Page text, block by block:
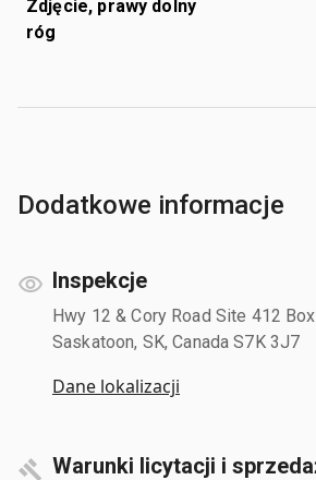
Zdjęcie, prawy dolny
róg
Dodatkowe informacje
Inspekcje
Hwy 12 & Cory Road Site 412
Saskatoon, SK, Canada S7K 3J7
Dane lokalizacji
Warunki licytacji i